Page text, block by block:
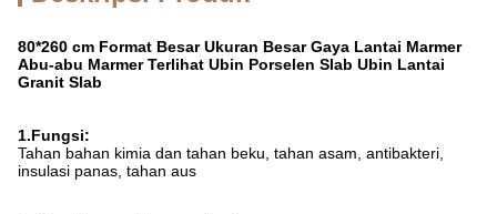
80*260 cm Format Besar Ukuran Besar Gaya Lantai Marmer
Abu-abu Marmer Terlihat Ubin Porselen Slab Ubin Lantai
Granit Slab
1.Fungsi:
Tahan bahan kimia dan tahan beku, tahan asam, antibakteri,
insulasi panas, tahan aus